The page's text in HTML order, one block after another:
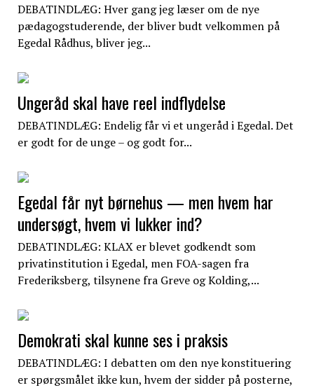
DEBATINDLÆG: Hver gang jeg læser om de nye
pædagogstuderende, der bliver budt velkommen på
Egedal Rådhus, bliver jeg...
Ungeråd skal have reel indflydelse
DEBATINDLÆG: Endelig får vi et ungeråd i Egedal. Det
er godt for de unge – og godt for...
Egedal får nyt børnehus — men hvem har
undersøgt, hvem vi lukker ind?
DEBATINDLÆG: KLAX er blevet godkendt som
privatinstitution i Egedal, men FOA-sagen fra
Frederiksberg, tilsynene fra Greve og Kolding,...
Demokrati skal kunne ses i praksis
DEBATINDLÆG: I debatten om den nye konstituering
er spørgsmålet ikke kun, hvem der sidder på posterne,